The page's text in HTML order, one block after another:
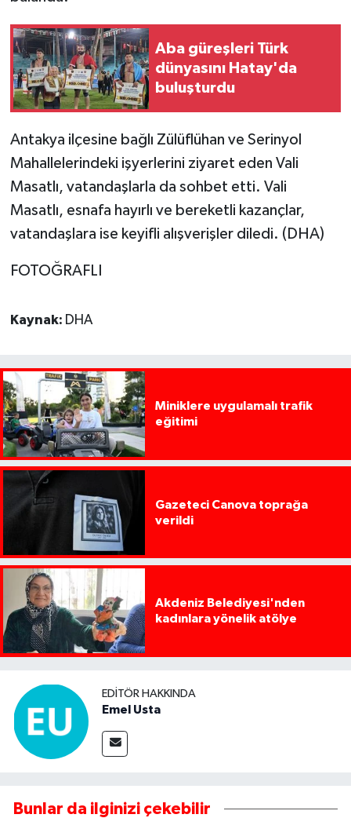
Aba güreşleri Türk
dünyasını Hatay'da
buluşturdu
Antakya ilçesine bağlı Zülüflühan ve Serinyol
Mahallelerindeki işyerlerini ziyaret eden Vali
Masatlı, vatandaşlarla da sohbet etti. Vali
Masatlı, esnafa hayırlı ve bereketli kazançlar,
vatandaşlara ise keyifli alışverişler diledi. (DHA)
FOTOĞRAFLI
Kaynak: DHA
Miniklere uygulamalı trafik
eğitimi
Gazeteci Canova toprağa
verildi
Akdeniz Belediyesi'nden
kadınlara yönelik atölye
EDITÖR HAKKINDA
Emel Usta
Bunlar da ilginizi çekebilir